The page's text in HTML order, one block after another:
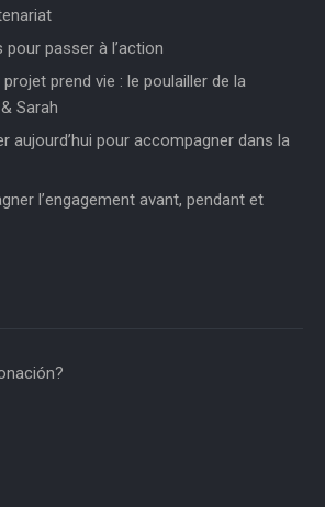
passer à l’action
prend vie : le poulailler de la
Sarah
aujourd’hui pour accompagner dans la
l’engagement avant, pendant et